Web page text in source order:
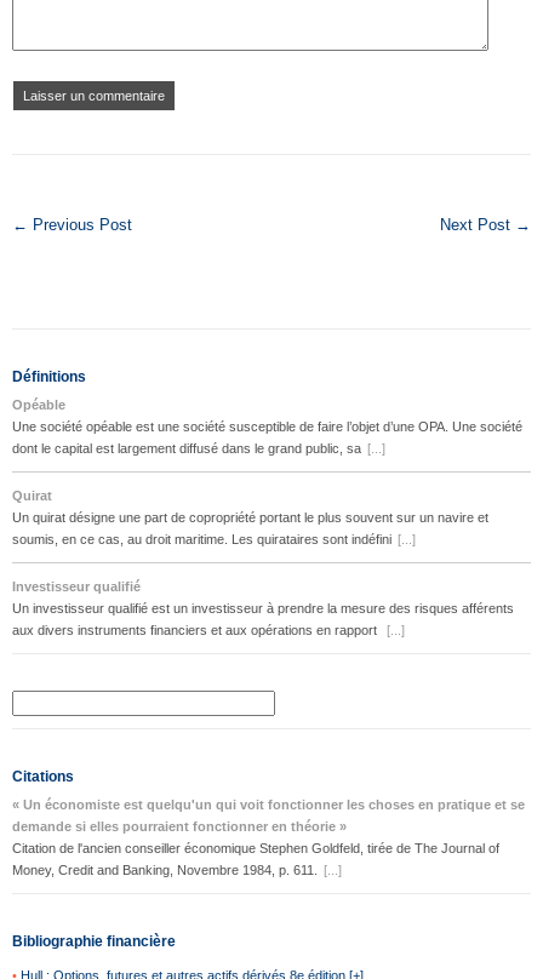
← Previous Post Next Post →
Définitions
Opéable
Une société opéable est une société susceptible de faire l’objet d’une OPA. Une société
dont le capital est largement diffusé dans le grand public, sa [...]
Quirat
Un quirat désigne une part de copropriété portant le plus souvent sur un navire et
soumis, en ce cas, au droit maritime. Les quirataires sont indéfini [...]
Investisseur qualifié
Un investisseur qualifié est un investisseur à prendre la mesure des risques afférents
aux divers instruments financiers et aux opérations en rapport
[...]
Citations
« Un économiste est quelqu'un qui voit fonctionner les choses en pratique et se
demande si elles pourraient fonctionner en théorie »
Citation de l'ancien conseiller économique Stephen Goldfeld, tirée de The Journal of
Money, Credit and Banking, Novembre 1984, p. 611.
[...]
Bibliographie financière
• Hull : Options, futures et autres actifs dérivés 8e édition [+]